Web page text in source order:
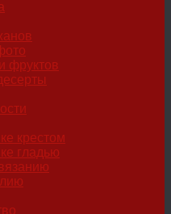
фруктов
крестом
гладью